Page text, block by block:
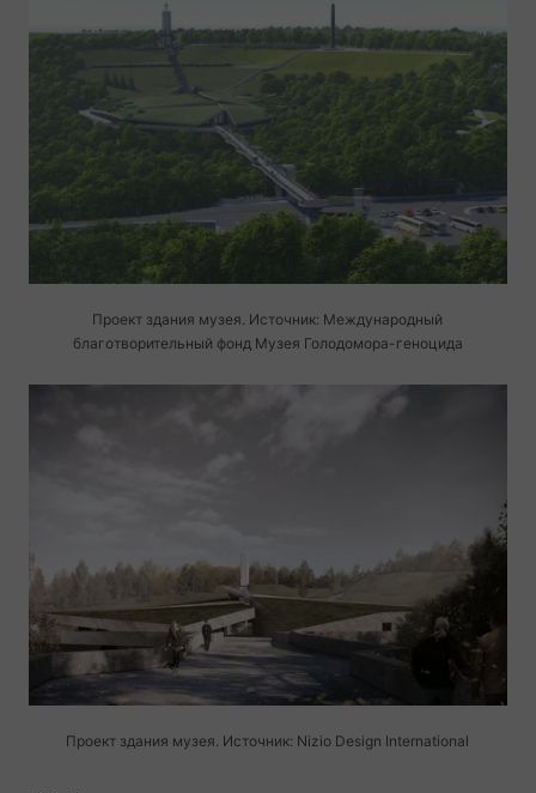
Проект здания музея. Источник: Международный
благотворительный фонд Музея Голодомора-геноцида
Проект здания музея. Источник: Nizio Design International